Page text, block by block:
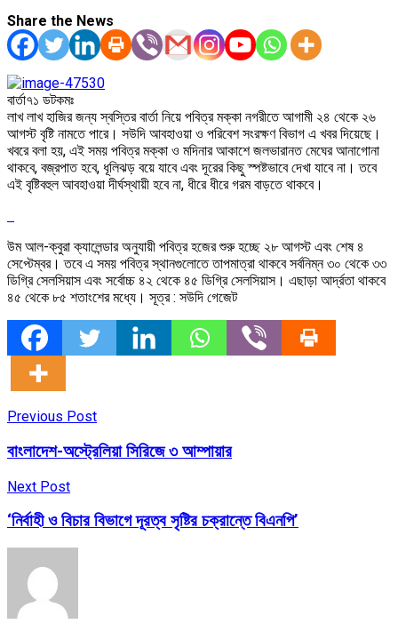
Share the News
বার্তা৭১ ডটকমঃ
লাখ লাখ হাজির জন্য স্বস্তির বার্তা নিয়ে পবিত্র মক্কা নগরীতে আগামী ২৪ থেকে ২৬
আগস্ট বৃষ্টি নামতে পারে। সউদি আবহাওয়া ও পরিবেশ সংরক্ষণ বিভাগ এ খবর দিয়েছে।
খবরে বলা হয়, এই সময় পবিত্র মক্কা ও মদিনার আকাশে জলভারানত মেঘের আনাগোনা
থাকবে, বজ্রপাত হবে, ধূলিঝড় বয়ে যাবে এবং দূরের কিছু স্পষ্টভাবে দেখা যাবে না। তবে
এই বৃষ্টিবহুল আবহাওয়া দীর্ঘস্থায়ী হবে না, ধীরে ধীরে গরম বাড়তে থাকবে।
উম আল-ক্বুরা ক্যালেন্ডার অনুযায়ী পবিত্র হজের শুরু হচ্ছে ২৮ আগস্ট এবং শেষ ৪
সেপ্টেম্বর। তবে এ সময় পবিত্র স্থানগুলোতে তাপমাত্রা থাকবে সর্বনিম্ন ৩০ থেকে ৩৩
ডিগ্রি সেলসিয়াস এবং সর্বোচ্চ ৪২ থেকে ৪৫ ডিগ্রি সেলসিয়াস। এছাড়া আর্দ্রতা থাকবে
৪৫ থেকে ৮৫ শতাংশের মধ্যে। সূত্র : সউদি গেজেট
Previous Post
বাংলাদেশ-অস্ট্রেলিয়া সিরিজে ৩ আম্পায়ার
Next Post
‘নির্বাহী ও বিচার বিভাগে দূরত্ব সৃষ্টির চক্রান্তে বিএন‌পি’